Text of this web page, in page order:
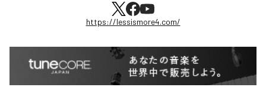
https://lessismore4.com/